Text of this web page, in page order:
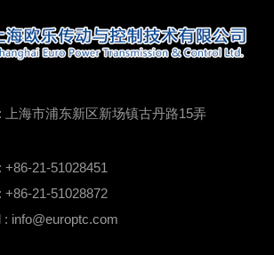
上海市浦东新区新场镇古丹路15弄
+86-21-51028451
+86-21-51028872
: info@europtc.com